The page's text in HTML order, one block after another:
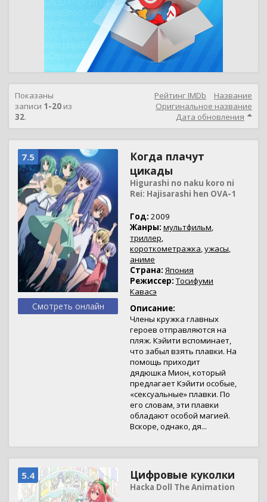
Показаны
записи 1-20 из
32.
Рейтинг IMDb
Название
Оригинальное название
Дата обновления
7.5
Смотреть онлайн
Когда плачут
цикады
Higurashi no naku koro ni
Rei: Hajisarashi hen OVA-1
Год: 2009
Жанры: мультфильм,
триллер,
короткометражка,ужасы,
аниме
Страна: Япония
Режиссер: Тосифуми
Кавасэ
Описание:
Члены кружка главных
героев отправляются на
пляж. Кэйити вспоминает,
что забыл взять плавки. На
помощь приходит
дядюшка Мион, который
предлагает Кэйити особые,
«сексуальные» плавки. По
его словам, эти плавки
обладают особой магией.
Вскоре, однако, дя...
5.4 Цифровые куколки
Hacka Doll The Animation